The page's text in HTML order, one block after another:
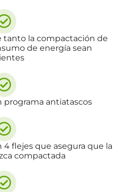
tanto la compactación de
de energía sean
programa antiatascos
flejes que asegura que la
compactada